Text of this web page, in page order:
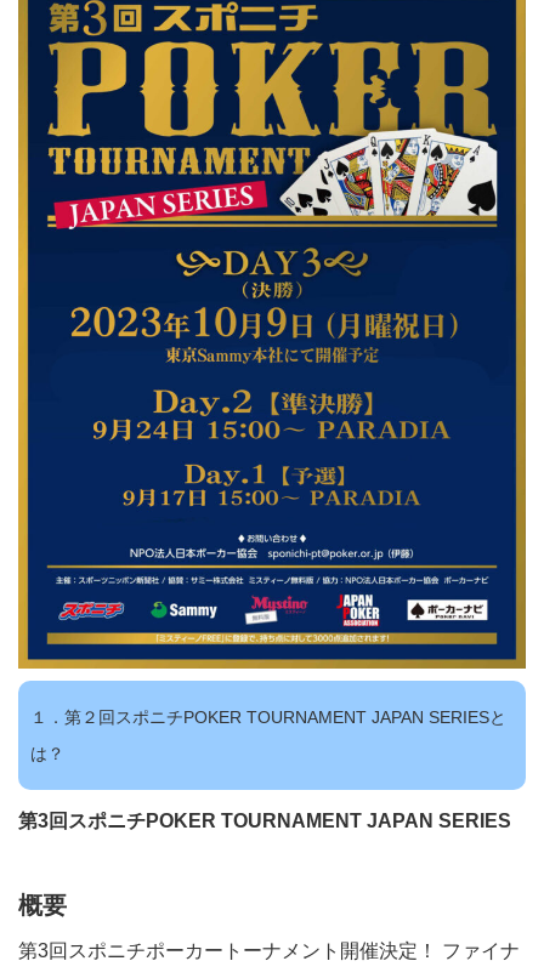
１．第２回スポニチPOKER TOURNAMENT JAPAN SERIESと
は？
第3回スポニチPOKER TOURNAMENT JAPAN SERIES
概要
第3回スポニチポーカートーナメント開催決定！ ファイナ